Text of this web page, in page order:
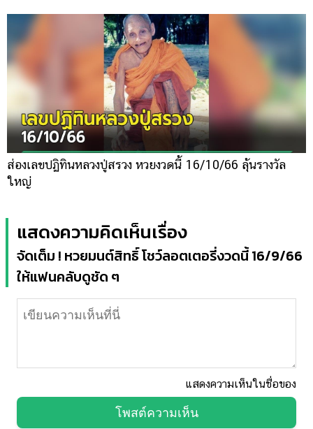
ส่องเลขปฏิทินหลวงปู่สรวง หวยงวดนี้ 16/10/66 ลุ้นรางวัล
ใหญ่
แสดงความคิดเห็นเรื่อง
จัดเต็ม ! หวยมนต์สิทธิ์ โชว์ลอตเตอรี่งวดนี้ 16/9/66
ให้แฟนคลับดูชัด ๆ
แสดงความเห็นในชื่อของ
โพสต์ความเห็น